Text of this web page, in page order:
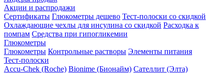
Акции и распродажи
Сертификаты Глюкометры дешево Тест-полоски со скидкой
Охлаждающие чехлы для инсулина со скидкой Расходка к
помпам Средства при гипогликемии
Глюкометры
Глюкометры Контрольные растворы Элементы питания
Тест-полоски
Accu-Chek (Roche) Bionime (Бионайм) Сателлит (Элта)